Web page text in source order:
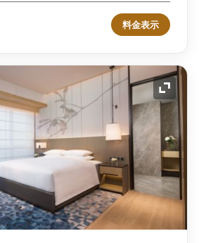
料金表示
アイ